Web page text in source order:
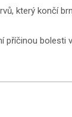
který končí
příčinou bolesti